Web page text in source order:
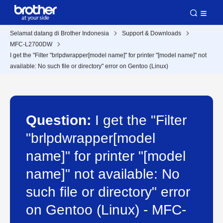
Selamat datang di Brother Indonesia
Support & Downloads
MFC-L2700DW
I get the "Filter "brlpdwrapper[model name]" for printer "[model name]" not
available: No such file or directory" error on Gentoo (Linux)
Question: I get the "Filter
"brlpdwrapper[model
name]" for printer "[model
name]" not available: No
such file or directory" error
on Gentoo (Linux) - MFC-